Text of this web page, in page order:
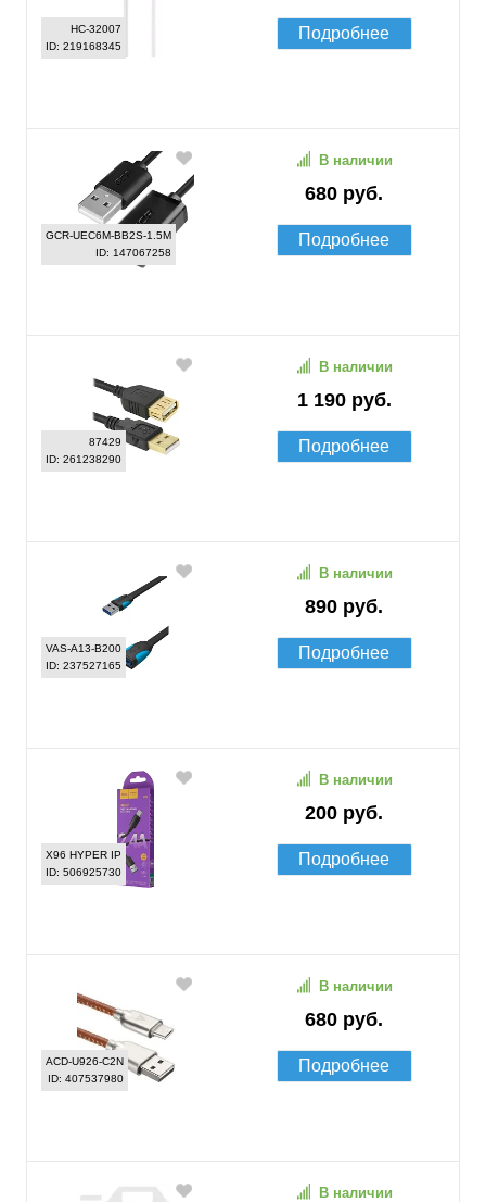
HC-32007
ID: 219168345
Подробнее
GCR-UEC6M-BB2S-1.5M
ID: 147067258
680 руб.
В наличии
Подробнее
87429
ID: 261238290
1 190 руб.
В наличии
Подробнее
VAS-A13-B200
ID: 237527165
890 руб.
В наличии
Подробнее
X96 HYPER IP
ID: 506925730
200 руб.
В наличии
Подробнее
ACD-U926-C2N
ID: 407537980
680 руб.
В наличии
Подробнее
В наличии